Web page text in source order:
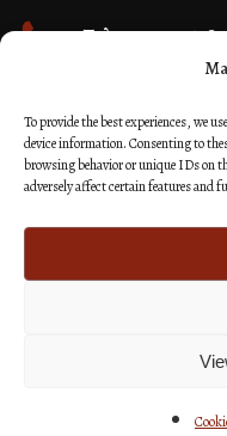
To provide the best experiences, we
device information. Consenting to
browsing behavior or unique IDs on
adversely affect certain features and
Τηλ. 27310
Κατασκευή
Hellenic